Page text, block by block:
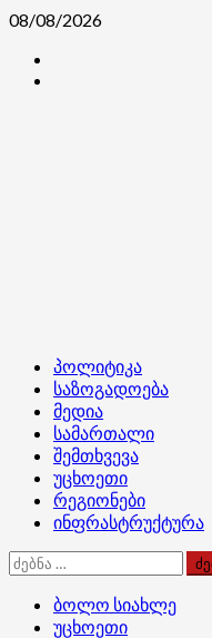
Skip
content
08/08/2026
Primary
Menu
პოლიტიკა
საზოგადოება
მედია
სამართალი
შემთხვევა
უცხოეთი
რეგიონები
ინფრასტრუქტურა
ძებნა:
ბოლო სიახლე
უცხოეთი